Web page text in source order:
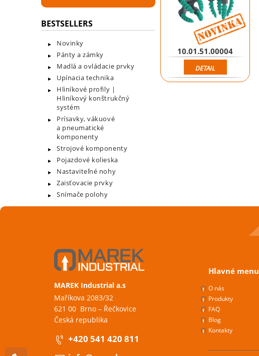
BESTSELLERS
Novinky
Pánty a zámky
Madlá a ovládacie prvky
Upínacia technika
Hliníkové profily |
Hliníkový konštrukčný
systém
Prísavky, vákuové
a pneumatické
komponenty
Strojové komponenty
Pojazdové kolieska
Nastaviteľné nohy
Zaisťovacie prvky
Snímače polohy
10.01.51.00004
DETAIL
MAREK Industrial a.s
Maříkova 2083/32
621 00 Brno – Řečkovice
Česká republika
+420 541 420 811
Hlavné menu
O nás
Produkty
FAQ
Blog
Kontakty